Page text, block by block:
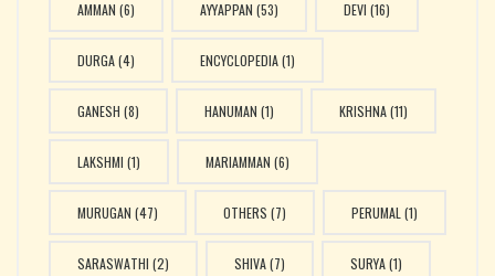
AMMAN (6) AYYAPPAN (53) DEVI (16)
DURGA(4) ENCYCLOPEDIA(1)
GANESH (8) HANUMAN (1) KRISHNA(11)
LAKSHMI (1) MARIAMMAN (6)
MURUGAN (47) OTHERS (7) PERUMAL (1)
SARASWATHI (2) SHIVA(7) SURYA(1)